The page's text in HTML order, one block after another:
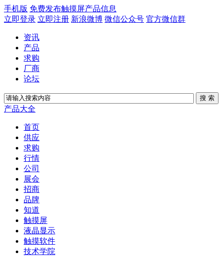
手机版 免费发布触摸屏产品信息
立即登录 立即注册 新浪微博 微信公众号 官方微信群
资讯
产品
求购
厂商
论坛
产品大全
首页
供应
求购
行情
公司
展会
招商
品牌
知道
触摸屏
液晶显示
触摸软件
技术学院